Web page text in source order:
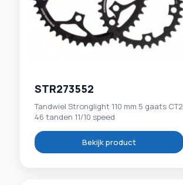
STR273552
Tandwiel Stronglight 110 mm 5 gaats CT2
46 tanden 11/10 speed
Bekijk product